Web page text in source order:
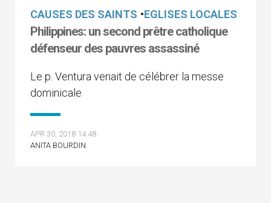
CAUSES DES SAINTS •EGLISES LOCALES
Philippines: un second prêtre catholique
défenseur des pauvres assassiné
Le p. Ventura venait de célébrer la messe
dominicale
APR 30, 2018 14:48
ANITA BOURDIN